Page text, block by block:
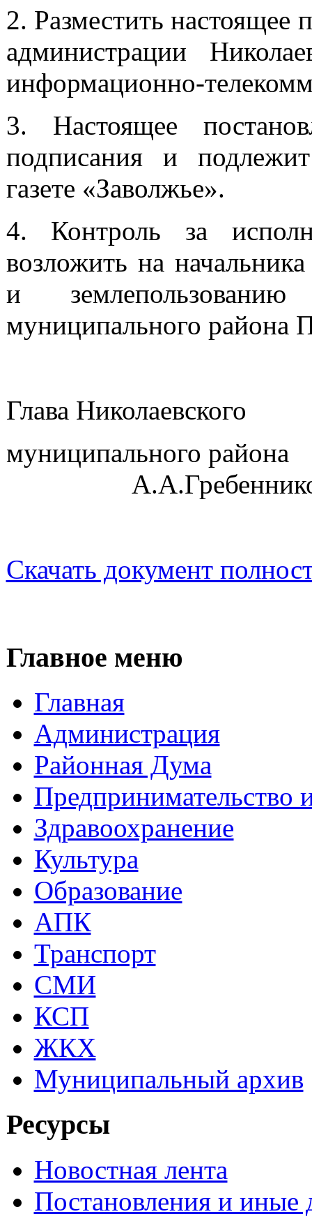
2. Разместить настоящее
администрации
информационно-
3. Настоящее
подписания и
газете «Заволжье».
4. Контроль за
возложить на
и землепользованию
муниципального
Глава Николаевского
Скачать документ
Главное меню
Главная
Администрация
Районная Дума
Предпринимательство
Здравоохранение
Культура
Образование
АПК
Транспорт
СМИ
КСП
ЖКХ
Муниципальный архив
Ресурсы
Новостная лента
Постановления и иные